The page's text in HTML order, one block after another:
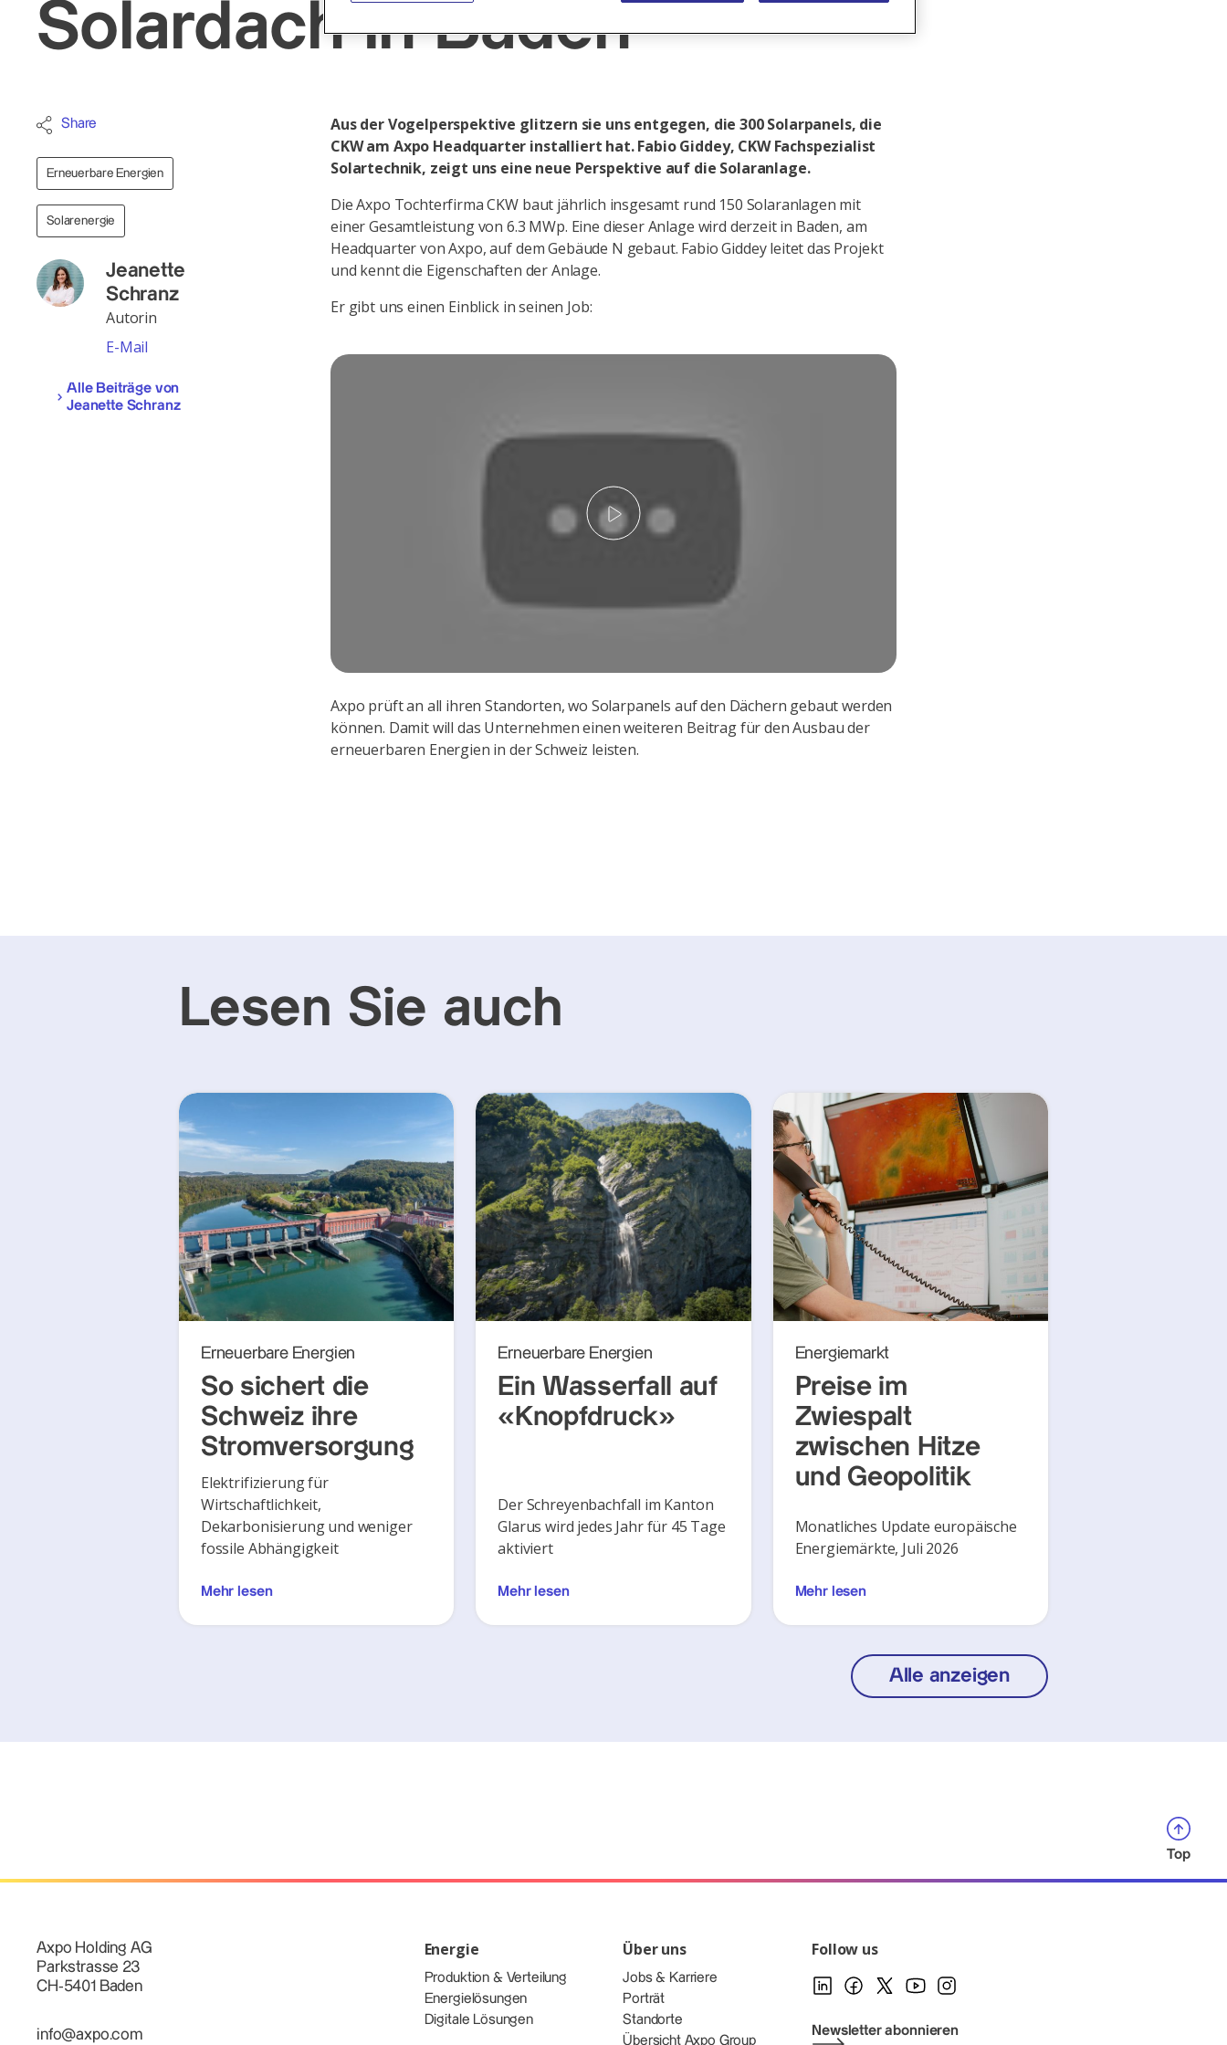
Solardach in Baden
Share
Erneuerbare Energien
Solarenergie
Jeanette
Schranz
Autorin
E-Mail
Alle Beiträge von
Jeanette Schranz
Aus der Vogelperspektive glitzern sie uns entgegen, die 300 Solarpanels, die
CKW am Axpo Headquarter installiert hat. Fabio Giddey, CKW Fachspezialist
Solartechnik, zeigt uns eine neue Perspektive auf die Solaranlage.
Die Axpo Tochterfirma CKW baut jährlich insgesamt rund 150 Solaranlagen mit
einer Gesamtleistung von 6.3 MWp. Eine dieser Anlage wird derzeit in Baden, am
Headquarter von Axpo, auf dem Gebäude N gebaut. Fabio Giddey leitet das Projekt
und kennt die Eigenschaften der Anlage.
Er gibt uns einen Einblick in seinen Job:
Play
Axpo prüft an all ihren Standorten, wo Solarpanels auf den Dächern gebaut werden
können. Damit will das Unternehmen einen weiteren Beitrag für den Ausbau der
erneuerbaren Energien in der Schweiz leisten.
Lesen Sie auch
Erneuerbare Energien
So sichert die
Schweiz ihre
Stromversorgung
Elektrifizierung für
Wirtschaftlichkeit,
Dekarbonisierung und weniger
fossile Abhängigkeit
Mehr lesen
Erneuerbare Energien
Ein Wasserfall auf
«Knopfdruck»
Der Schreyenbachfall im Kanton
Glarus wird jedes Jahr für 45 Tage
aktiviert
Mehr lesen
Energiemarkt
Preise im
Zwiespalt
zwischen Hitze
und Geopolitik
Monatliches Update europäische
Energiemärkte, Juli 2026
Mehr lesen
Alle anzeigen
Top
Axpo Holding AG
Parkstrasse 23
CH-5401 Baden
info@axpo.com
Energie
Produktion & Verteilung
Energielösungen
Digitale Lösungen
Über uns
Jobs & Karriere
Porträt
Standorte
Übersicht Axpo Group
Follow us
Newsletter abonnieren